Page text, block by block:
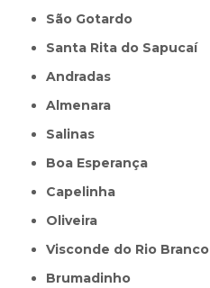
São Gotardo
Santa Rita do Sapucaí
Andradas
Almenara
Salinas
Boa Esperança
Capelinha
Oliveira
Visconde do Rio Branco
Brumadinho